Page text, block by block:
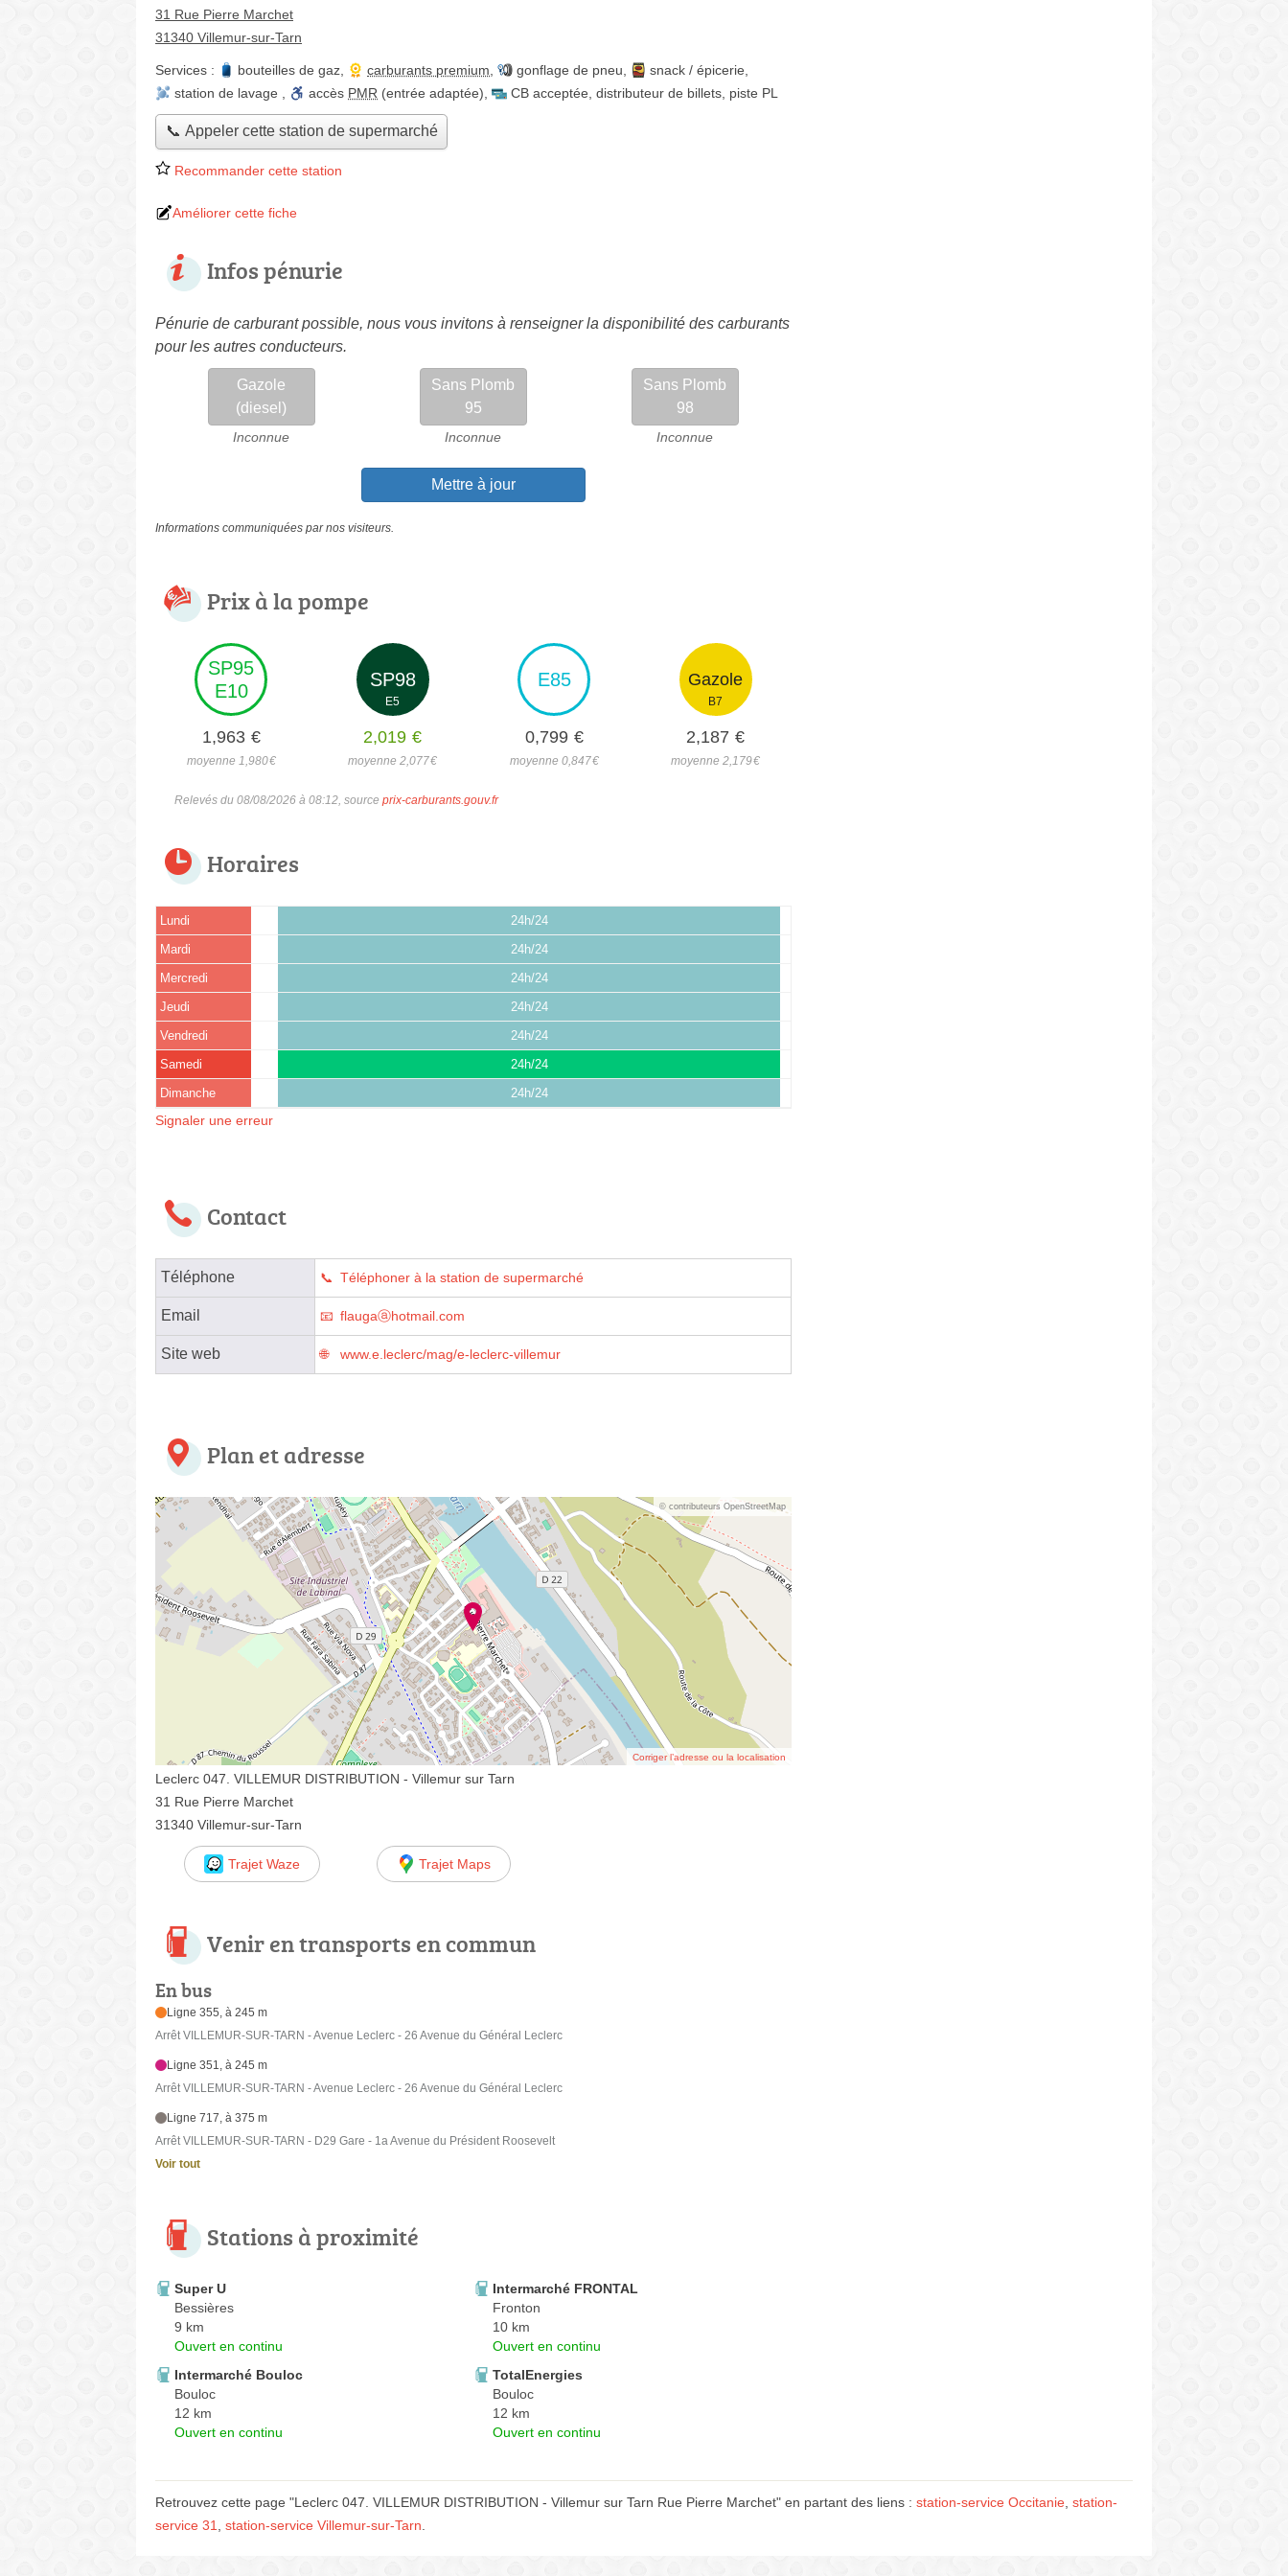
31 Rue Pierre Marchet
31340 Villemur-sur-Tarn
Services : bouteilles de gaz carburants premium gonflage de pneu snack / épicerie
station de lavage
accès PMR (entrée adaptée) CB acceptée distributeur de billets piste PL
📞 Appeler cette station de supermarché
Recommander cette station
Améliorer cette fiche
Infos pénurie
Pénurie de carburant possible, nous vous invitons à renseigner la disponibilité des carburants
pour les autres conducteurs.
Gazole
(diesel)
Inconnue
Sans Plomb
95
Inconnue
Sans Plomb
98
Inconnue
Mettre à jour
Informations communiquées par nos visiteurs.
Prix à la pompe
SP95
E10
1,963 €
moyenne 1,980€
SP98
E5
2,019 €
moyenne 2,077€
E85
0,799 €
moyenne 0,847€
Gazole
B7
2,187 €
moyenne 2,179€
Relevés du 08/08/2026 à 08:12, source prix-carburants.gouv.fr
Horaires
Lundi 24h/24
Mardi 24h/24
Mercredi 24h/24
Jeudi 24h/24
Vendredi 24h/24
Samedi 24h/24
Dimanche 24h/24
Signaler une erreur
Contact
Téléphone Téléphoner à la station de supermarché
Email flaugaⓐhotmail.com
Site web www.e.leclerc/mag/e-leclerc-villemur
Plan et adresse
© contributeurs OpenStreetMap
Corriger l’adresse ou la localisation
Leclerc 047. VILLEMUR DISTRIBUTION - Villemur sur Tarn
31 Rue Pierre Marchet
31340 Villemur-sur-Tarn
Trajet Waze Trajet Maps
Venir en transports en commun
En bus
Ligne 355, à 245 m
Arrêt VILLEMUR-SUR-TARN - Avenue Leclerc - 26 Avenue du Général Leclerc
Ligne 351, à 245 m
Arrêt VILLEMUR-SUR-TARN - Avenue Leclerc - 26 Avenue du Général Leclerc
Ligne 717, à 375 m
Arrêt VILLEMUR-SUR-TARN - D29 Gare - 1a Avenue du Président Roosevelt
Voir tout
Stations à proximité
Super U
Bessières
9 km
Ouvert en continu
Intermarché FRONTAL
Fronton
10 km
Ouvert en continu
Intermarché Bouloc
Bouloc
12 km
Ouvert en continu
TotalEnergies
Bouloc
12 km
Ouvert en continu
Retrouvez cette page "Leclerc 047. VILLEMUR DISTRIBUTION - Villemur sur Tarn Rue Pierre Marchet" en partant des liens : station-service Occitanie station-
service 31
station-service Villemur-sur-Tarn